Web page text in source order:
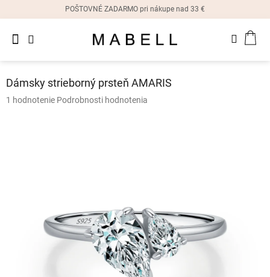
POŠTOVNÉ ZADARMO pri nákupe nad 33 €
Dámske
náušnice
Dámsky strieborný prsteň AMARIS
Priemerné
1 hodnotenie Podrobnosti hodnotenia